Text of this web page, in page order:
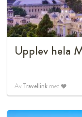
Upplev hela
Av Travellink med